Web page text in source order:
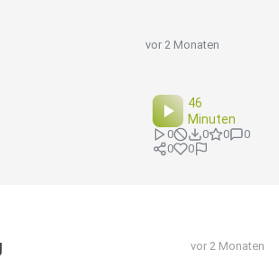
vor 2 Monaten
46
Minuten
0 0 0
0
0
0
vor 2 Monaten